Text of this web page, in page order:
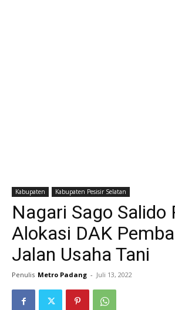
Kabupaten Kabupaten Pesisir Selatan
Nagari Sago Salido
Alokasi DAK
Jalan Usaha Tani
Penulis Metro Padang - Juli 13, 2022